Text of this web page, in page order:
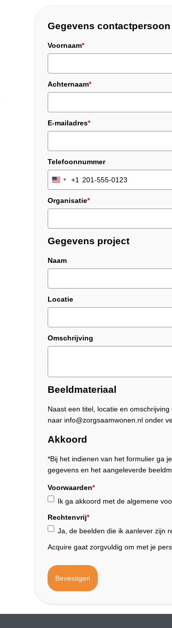
Gegevens contactpersoon
Voornaam*
Achternaam*
E-mailadres*
Telefoonnummer
United
+1
+1
Organisatie*
Gegevens project
Naam
Locatie
Omschrijving
Beeldmateriaal
Naast een titel, locatie en
naar info@zorgsaamwonen.nl onder
Akkoord
*Bij het indienen van het formulier ga
gegevens en het aangeleverde
Voorwaarden*
Ik ga akkoord met de algemene
Rechtenvrij*
Ja, de beelden die ik aanlever zijn
Acquire gaat zorgvuldig om met je
Bevestigen